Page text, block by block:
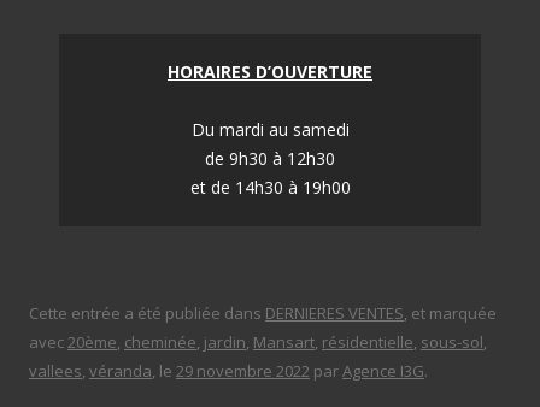
HORAIRES D’OUVERTURE
Du mardi au samedi
de 9h30 à 12h30
et de 14h30 à 19h00
Cette entrée a été publiée dans DERNIERES VENTES, et marquée
avec20ème, cheminée, jardin, Mansart, résidentielle, sous-sol,
vallees, véranda, le 29 novembre 2022 parAgence I3G.